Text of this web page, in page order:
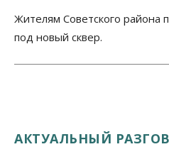
Жителям Советского района
под новый сквер.
АКТУАЛЬНЫЙ